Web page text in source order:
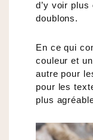
d’y voir
doublons.
En ce qui
couleur et
autre pour
pour les
plus